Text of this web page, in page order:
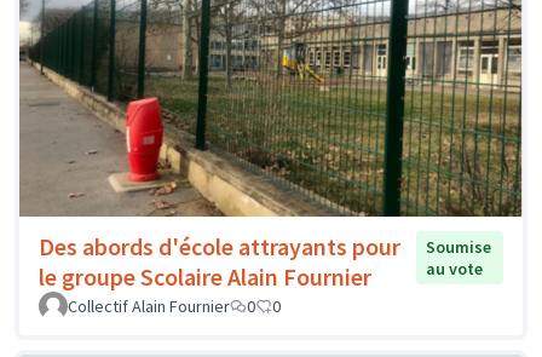
Des abords d'école attrayants pour
le groupe Scolaire Alain Fournier
Soumise
au vote
Collectif Alain Fournier
0 0